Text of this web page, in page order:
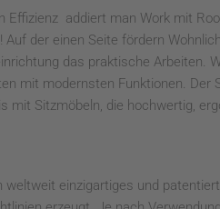
Effizienz addiert man Work mit
Auf der einen Seite fördern
das praktische Arbeiten.
mit modernsten Funktionen. Der
mit Sitzmöbeln, die hochwertig,
weltweit einzigartiges und